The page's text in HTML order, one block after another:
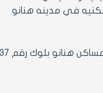
في مدينه هنانو